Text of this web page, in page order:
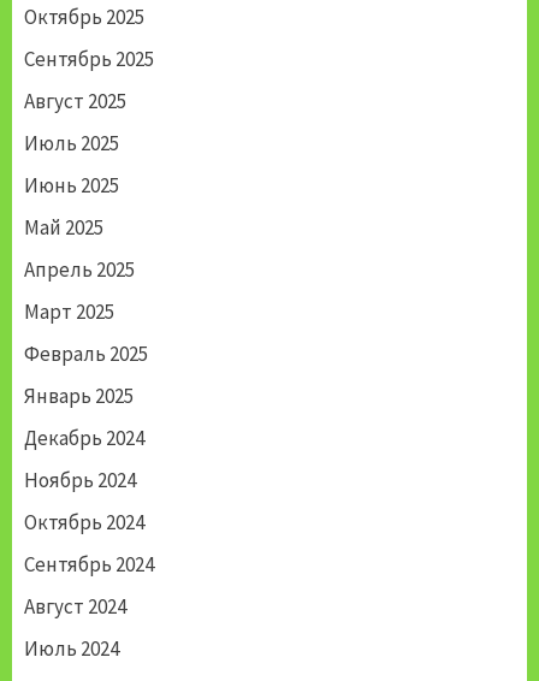
Октябрь 2025
Сентябрь 2025
Август 2025
Июль 2025
Июнь 2025
Май 2025
Апрель 2025
Март 2025
Февраль 2025
Январь 2025
Декабрь 2024
Ноябрь 2024
Октябрь 2024
Сентябрь 2024
Август 2024
Июль 2024